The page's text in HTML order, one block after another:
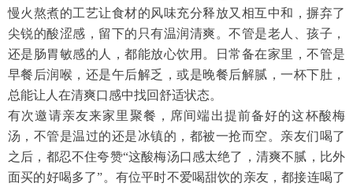
慢火熬煮的工艺让食材的风味充分释放又相互中和，摒弃了
尖锐的酸涩感，留下的只有温润清爽。不管是老人、孩子，
还是肠胃敏感的人，都能放心饮用。日常备在家里，不管是
早餐后润喉，还是午后解乏，或是晚餐后解腻，一杯下肚，
总能让人在清爽口感中找回舒适状态。
有次邀请亲友来家里聚餐，席间端出提前备好的这杯酸梅
汤，不管是温过的还是冰镇的，都被一抢而空。亲友们喝了
之后，都忍不住夸赞“这酸梅汤口感太绝了，清爽不腻，比外
面买的好喝多了”。有位平时不爱喝甜饮的亲友，都接连喝了